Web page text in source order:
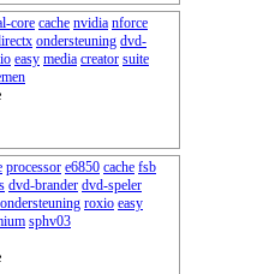
core cache nvidia nforce
ondersteuning dvd-
easy media creator suite
processor e6850 cache fsb
dvd-brander dvd-speler
ondersteuning roxio easy
sphv03